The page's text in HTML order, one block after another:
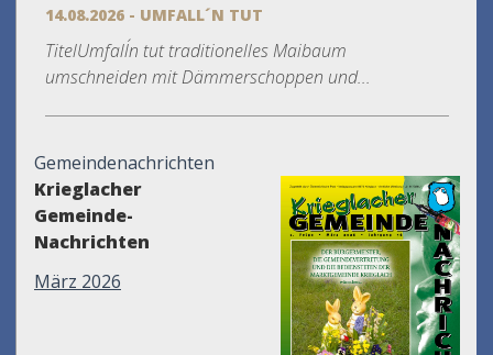
14.08.2026 - UMFALL´N TUT
TitelUmfall´n tut traditionelles Maibaum
umschneiden mit Dämmerschoppen und...
Gemeindenachrichten
Krieglacher
Gemeinde-
Nachrichten
März 2026